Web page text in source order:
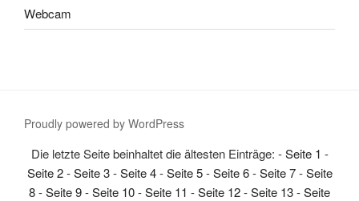
Webcam
Proudly powered by WordPress
Die letzte Seite beinhaltet die ältesten Einträge: -Seite 1 -
Seite 2-Seite 3-Seite 4-Seite 5-Seite 6-Seite 7-Seite
8-Seite 9-Seite 10-Seite 11 -Seite 12-Seite 13-Seite